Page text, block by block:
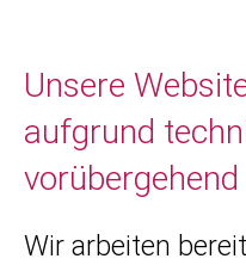
Unsere
aufgrund
Wir arbeiten